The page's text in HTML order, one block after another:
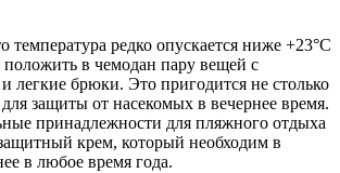
температура редко опускается ниже +23°C
в чемодан пару вещей с
легкие брюки. Это пригодится не столько
для защиты от насекомых в вечернее время.
принадлежности для пляжного отдыха
крем, который необходим в
в любое время года.